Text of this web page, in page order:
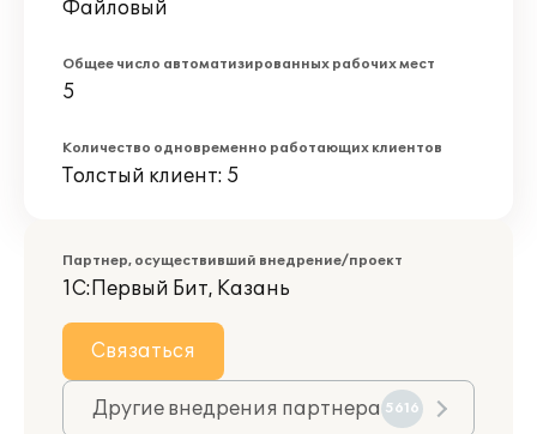
Файловый
Общее число автоматизированных рабочих мест
5
Количество одновременно работающих клиентов
Толстый клиент: 5
Партнер, осуществивший внедрение/проект
1С:Первый Бит, Казань
Связаться
Другие внедрения партнера 5616